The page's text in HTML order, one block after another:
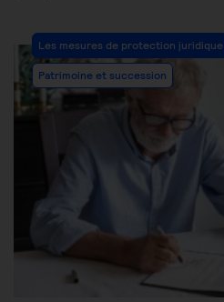
Les mesures de protection juridique
Patrimoine et succession